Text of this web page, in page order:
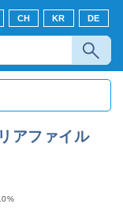
CH KR DE
アファイル